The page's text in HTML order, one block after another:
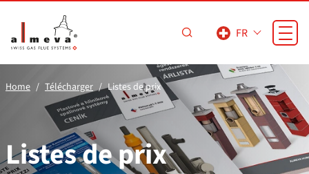
FR
Home Télécharger Listes de prix
Listes de prix